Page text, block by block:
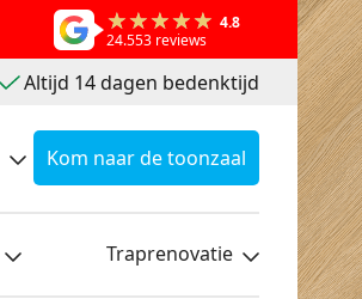
4.8
24.553 reviews
Altijd 14 dagen bedenktijd
Kom naar de toonzaal
Traprenovatie